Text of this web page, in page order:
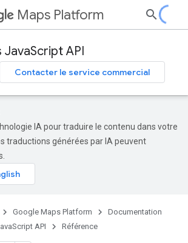
Maps Platform
JavaScript API
Contacter le service commercial
IA pour traduire le contenu dans votre
traductions générées par IA peuvent
Google Maps Platform
Documentation
API Référence